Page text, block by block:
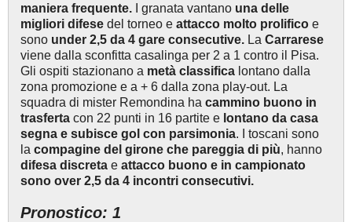
maniera frequente. I granata vantano una delle
migliori difese del torneo e attacco molto prolifico e
sono under 2,5 da 4 gare consecutive. La Carrarese
viene dalla sconfitta casalinga per 2 a 1 contro il Pisa.
Gli ospiti stazionano a metà classifica lontano dalla
zona promozione e a + 6 dalla zona play-out. La
squadra di mister Remondina ha cammino buono in
trasferta con 22 punti in 16 partite e lontano da casa
segna e subisce gol con parsimonia. I toscani sono
la compagine del girone che pareggia di più, hanno
difesa discreta e attacco buono e in campionato
sono over 2,5 da 4 incontri consecutivi.
Pronostico: 1